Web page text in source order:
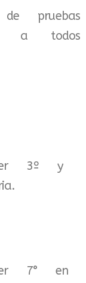
pruebas
a todos
3º y
7° en